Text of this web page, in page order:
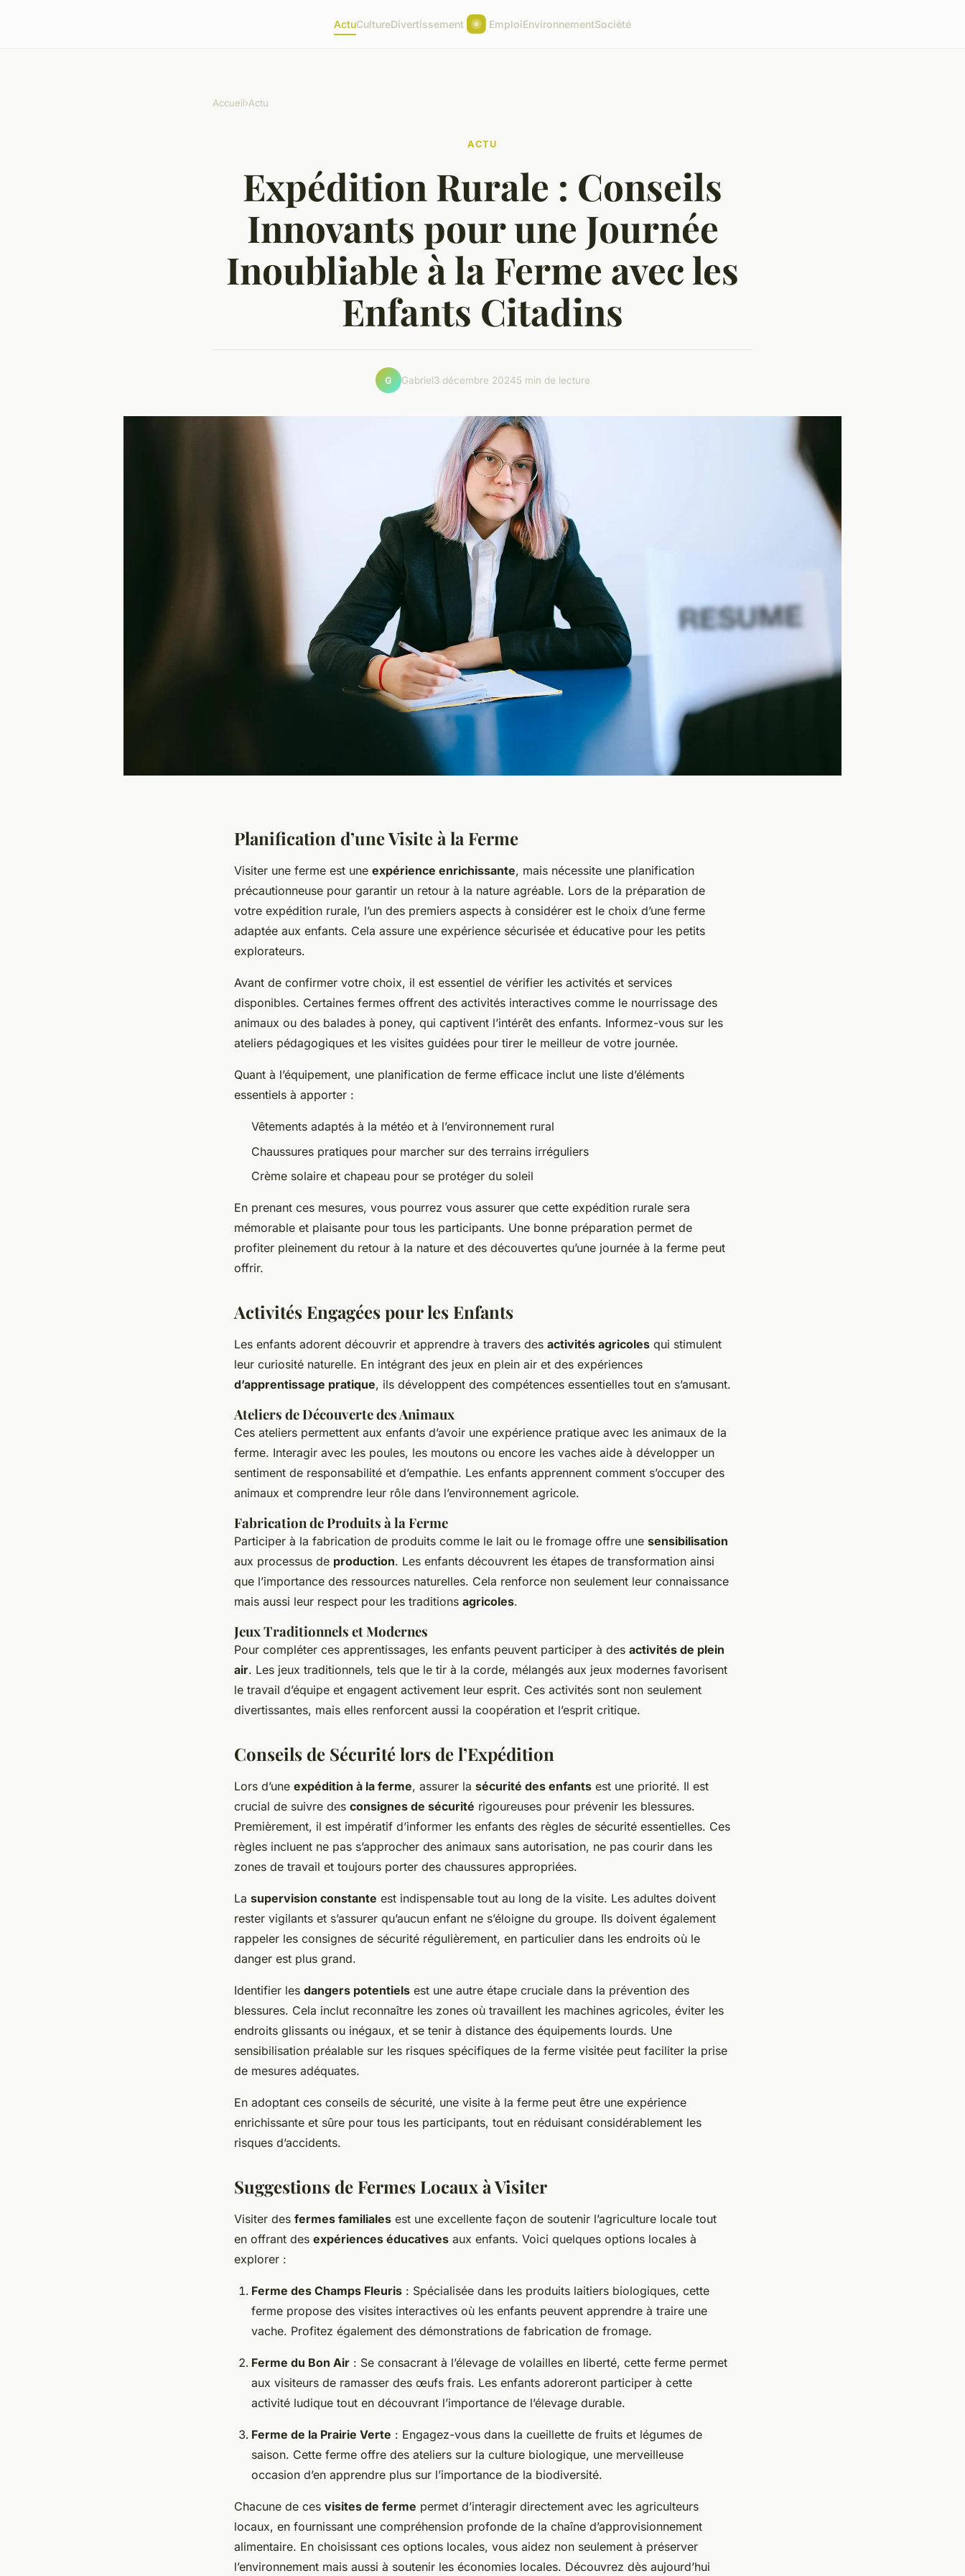
ActuCultureDivertissement EmploiEnvironnementSociété
Accueil›Actu
ACTU
Expédition Rurale : Conseils
Innovants pour une Journée
Inoubliable à la Ferme avec les
Enfants Citadins
G Gabriel3 décembre 20245 min de lecture
Planification d’une Visite à la Ferme
Visiter une ferme est une expérience enrichissante, mais nécessite une planification
précautionneuse pour garantir un retour à la nature agréable. Lors de la préparation de
votre expédition rurale, l’un des premiers aspects à considérer est le choix d’une ferme
adaptée aux enfants. Cela assure une expérience sécurisée et éducative pour les petits
explorateurs.
Avant de confirmer votre choix, il est essentiel de vérifier les activités et services
disponibles. Certaines fermes offrent des activités interactives comme le nourrissage des
animaux ou des balades à poney, qui captivent l’intérêt des enfants. Informez-vous sur les
ateliers pédagogiques et les visites guidées pour tirer le meilleur de votre journée.
Quant à l’équipement, une planification de ferme efficace inclut une liste d’éléments
essentiels à apporter :
Vêtements adaptés à la météo et à l’environnement rural
Chaussures pratiques pour marcher sur des terrains irréguliers
Crème solaire et chapeau pour se protéger du soleil
En prenant ces mesures, vous pourrez vous assurer que cette expédition rurale sera
mémorable et plaisante pour tous les participants. Une bonne préparation permet de
profiter pleinement du retour à la nature et des découvertes qu’une journée à la ferme peut
offrir.
Activités Engagées pour les Enfants
Les enfants adorent découvrir et apprendre à travers des activités agricoles qui stimulent
leur curiosité naturelle. En intégrant des jeux en plein air et des expériences
d’apprentissage pratique, ils développent des compétences essentielles tout en s’amusant.
Ateliers de Découverte des Animaux
Ces ateliers permettent aux enfants d’avoir une expérience pratique avec les animaux de la
ferme. Interagir avec les poules, les moutons ou encore les vaches aide à développer un
sentiment de responsabilité et d’empathie. Les enfants apprennent comment s’occuper des
animaux et comprendre leur rôle dans l’environnement agricole.
Fabrication de Produits à la Ferme
Participer à la fabrication de produits comme le lait ou le fromage offre une sensibilisation
aux processus de production. Les enfants découvrent les étapes de transformation ainsi
que l’importance des ressources naturelles. Cela renforce non seulement leur connaissance
mais aussi leur respect pour les traditions agricoles.
Jeux Traditionnels et Modernes
Pour compléter ces apprentissages, les enfants peuvent participer à des activités de plein
air. Les jeux traditionnels, tels que le tir à la corde, mélangés aux jeux modernes favorisent
le travail d’équipe et engagent activement leur esprit. Ces activités sont non seulement
divertissantes, mais elles renforcent aussi la coopération et l’esprit critique.
Conseils de Sécurité lors de l’Expédition
Lors d’une expédition à la ferme, assurer la sécurité des enfants est une priorité. Il est
crucial de suivre des consignes de sécurité rigoureuses pour prévenir les blessures.
Premièrement, il est impératif d’informer les enfants des règles de sécurité essentielles. Ces
règles incluent ne pas s’approcher des animaux sans autorisation, ne pas courir dans les
zones de travail et toujours porter des chaussures appropriées.
La supervision constante est indispensable tout au long de la visite. Les adultes doivent
rester vigilants et s’assurer qu’aucun enfant ne s’éloigne du groupe. Ils doivent également
rappeler les consignes de sécurité régulièrement, en particulier dans les endroits où le
danger est plus grand.
Identifier les dangers potentiels est une autre étape cruciale dans la prévention des
blessures. Cela inclut reconnaître les zones où travaillent les machines agricoles, éviter les
endroits glissants ou inégaux, et se tenir à distance des équipements lourds. Une
sensibilisation préalable sur les risques spécifiques de la ferme visitée peut faciliter la prise
de mesures adéquates.
En adoptant ces conseils de sécurité, une visite à la ferme peut être une expérience
enrichissante et sûre pour tous les participants, tout en réduisant considérablement les
risques d’accidents.
Suggestions de Fermes Locaux à Visiter
Visiter des fermes familiales est une excellente façon de soutenir l’agriculture locale tout
en offrant des expériences éducatives aux enfants. Voici quelques options locales à
explorer :
Ferme des Champs Fleuris : Spécialisée dans les produits laitiers biologiques, cette
ferme propose des visites interactives où les enfants peuvent apprendre à traire une
vache. Profitez également des démonstrations de fabrication de fromage.
Ferme du Bon Air : Se consacrant à l’élevage de volailles en liberté, cette ferme permet
aux visiteurs de ramasser des œufs frais. Les enfants adoreront participer à cette
activité ludique tout en découvrant l’importance de l’élevage durable.
Ferme de la Prairie Verte : Engagez-vous dans la cueillette de fruits et légumes de
saison. Cette ferme offre des ateliers sur la culture biologique, une merveilleuse
occasion d’en apprendre plus sur l’importance de la biodiversité.
Chacune de ces visites de ferme permet d’interagir directement avec les agriculteurs
locaux, en fournissant une compréhension profonde de la chaîne d’approvisionnement
alimentaire. En choisissant ces options locales, vous aidez non seulement à préserver
l’environnement mais aussi à soutenir les économies locales. Découvrez dès aujourd’hui